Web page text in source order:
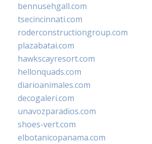
bennusehgall.com
tsecincinnati.com
roderconstructiongroup.com
plazabatai.com
hawkscayresort.com
hellonquads.com
diarioanimales.com
decogaleri.com
unavozparadios.com
shoes-vert.com
elbotanicopanama.com